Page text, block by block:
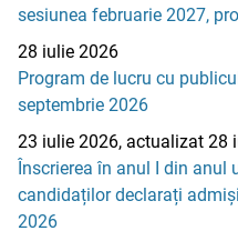
sesiunea februarie 2027,
28 iulie 2026
Program de lucru cu
septembrie 2026
23 iulie 2026, actualizat 28
Înscrierea în anul I din anul
candidaților declarați
2026